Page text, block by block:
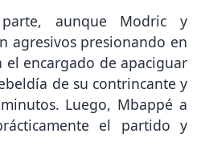
aunque Modric y
agresivos presionando en
el encargado de apaciguar
de su contrincante y
Luego, Mbappé a
el partido y